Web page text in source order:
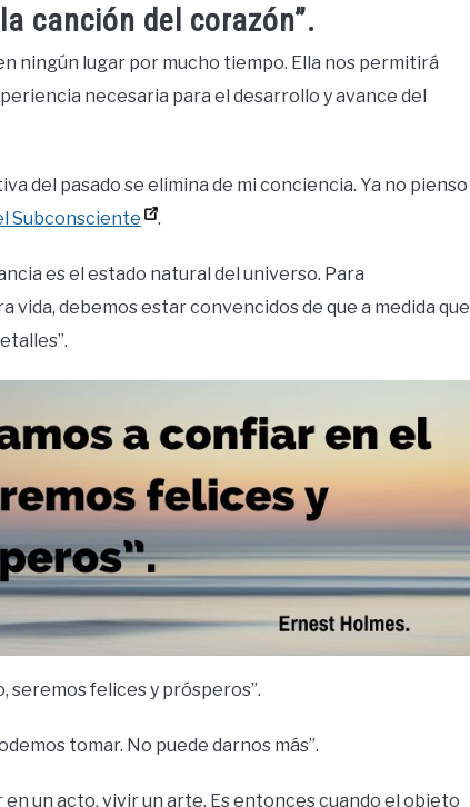
canción del corazón”.
ningún lugar por mucho tiempo. Ella nos permitirá
necesaria para el desarrollo y avance del
del pasado se elimina de mi conciencia. Ya no pienso
Subconsciente .
es el estado natural del universo. Para
debemos estar convencidos de que a medida que
seremos felices y prósperos”.
tomar. No puede darnos más”.
un acto, vivir un arte. Es entonces cuando el objeto